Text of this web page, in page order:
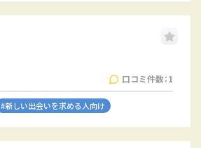
口コミ件数：1
#新しい出会いを求める人向け